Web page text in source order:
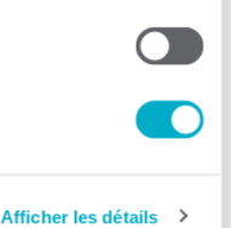
Afficher les détails